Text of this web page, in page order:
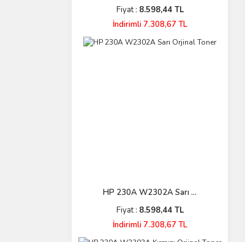
Fiyat : 8.598,44 TL
İndirimli 7.308,67 TL
HP 230A W2302A Sarı ...
Fiyat : 8.598,44 TL
İndirimli 7.308,67 TL